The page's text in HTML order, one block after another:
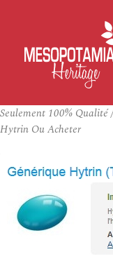
Seulement 100%
Hytrin Ou Acheter